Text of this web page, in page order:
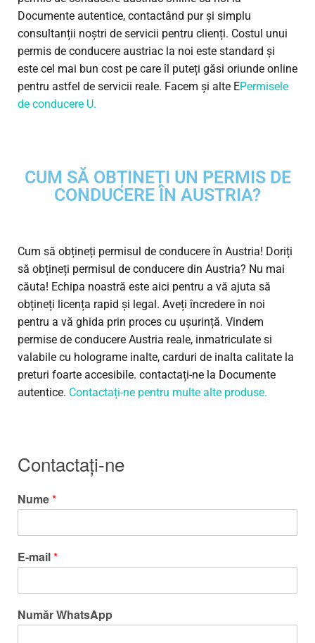
Documente autentice, contactând pur și simplu
consultanții noștri de servicii pentru clienți. Costul unui
permis de conducere austriac la noi este standard și
este cel mai bun cost pe care îl puteți găsi oriunde online
pentru astfel de servicii reale. Facem și alte EPermisele
de conducere U.
CUM SĂ OBȚINEȚI UN PERMIS DE
CONDUCERE ÎN AUSTRIA?
Cum să obțineți permisul de conducere în Austria! Doriți
să obțineți permisul de conducere din Austria? Nu mai
căuta! Echipa noastră este aici pentru a vă ajuta să
obțineți licența rapid și legal. Aveți încredere în noi
pentru a vă ghida prin proces cu ușurință. Vindem
permise de conducere Austria reale, inmatriculate si
valabile cu holograme inalte, carduri de inalta calitate la
preturi foarte accesibile. contactați-ne la Documente
autentice. Contactați-ne pentru multe alte produse.
Contactaţi-ne
Nume*
E-mail*
Număr WhatsApp